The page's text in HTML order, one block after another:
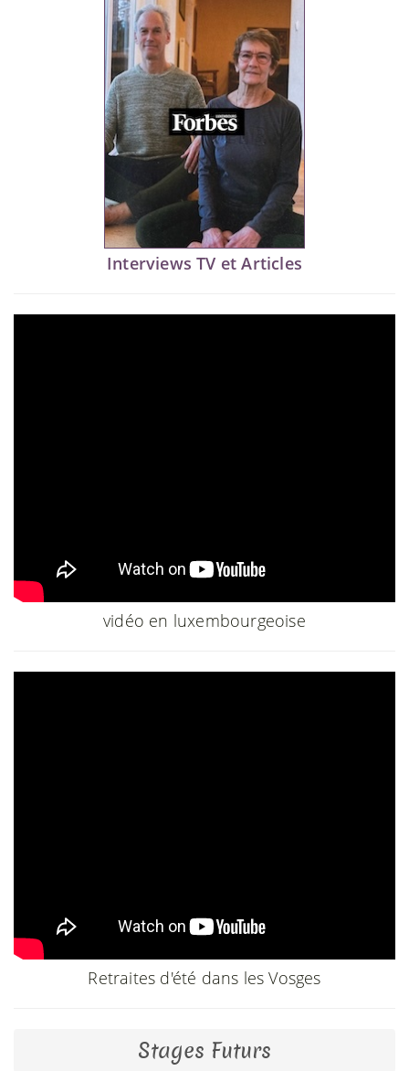
Interviews TV et Articles
vidéo en luxembourgeoise
Retraites d'été dans les Vosges
Stages Futurs